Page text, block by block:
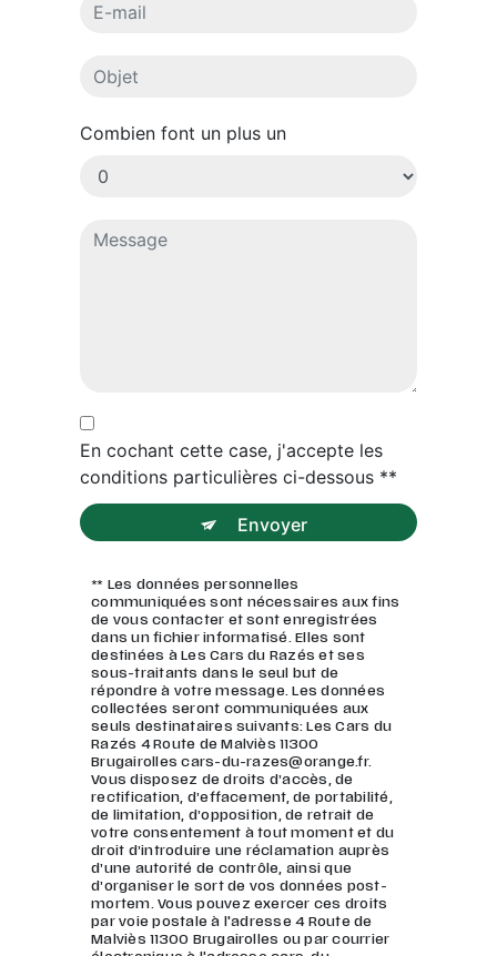
Combien font un plus un
En cochant cette case, j'accepte les
conditions particulières ci-dessous **
Envoyer
** Les données personnelles
communiquées sont nécessaires aux fins
de vous contacter et sont enregistrées
dans un fichier informatisé. Elles sont
destinées à Les Cars du Razés et ses
sous-traitants dans le seul but de
répondre à votre message. Les données
collectées seront communiquées aux
seuls destinataires suivants: Les Cars du
Razés 4 Route de Malviès 11300
Brugairolles cars-du-razes@orange.fr.
Vous disposez de droits d’accès, de
rectification, d’effacement, de portabilité,
de limitation, d’opposition, de retrait de
votre consentement à tout moment et du
droit d’introduire une réclamation auprès
d’une autorité de contrôle, ainsi que
d’organiser le sort de vos données post-
mortem. Vous pouvez exercer ces droits
par voie postale à l'adresse 4 Route de
Malviès 11300 Brugairolles ou par courrier